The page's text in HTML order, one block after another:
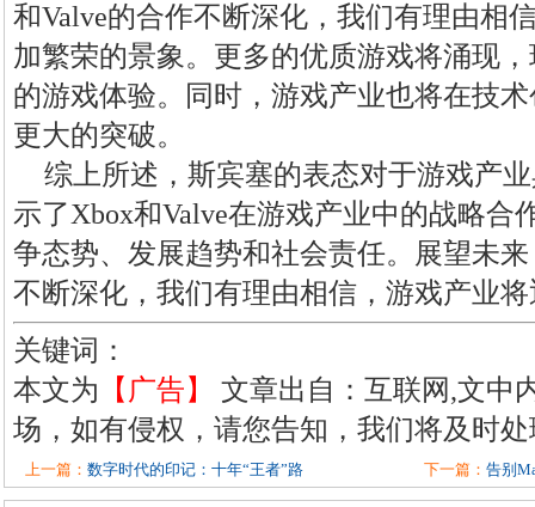
和Valve的合作不断深化，我们有理由相
加繁荣的景象。更多的优质游戏将涌现
的游戏体验。同时，游戏产业也将在技
更大的突破。
综上所述，斯宾塞的表态对于游戏产
示了Xbox和Valve在游戏产业中的战略合
争态势、发展趋势和社会责任。展望未
不断深化，我们有理由相信，游戏产业
关键词：
本文为 【广告】
文章出自：互联网,文中
场，如有侵权，请您告知，我们将及时
上一篇： 数字时代的印记：十年“王者”路 下一篇： 告别